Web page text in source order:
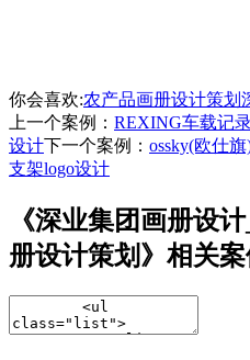
你会喜欢:农产品画册设计策划
上一个案例： REXING车载记
设计下一个案例： ossky(欧仕
支架logo设计
《深业集团画册设
册设计策划》相关案